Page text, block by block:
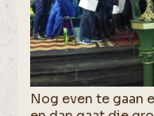
Nog even te gaan